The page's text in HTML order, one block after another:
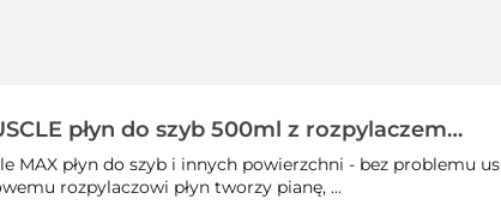
płyn do szyb 500ml z rozpylaczem
*139266
MAX płyn do szyb i innych powierzchni - bez problemu
rozpylaczowi płyn tworzy pianę, ...